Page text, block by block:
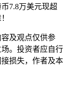
7.8万美元现超
及观点仅供参
。投资者应自行
损失，作者及本